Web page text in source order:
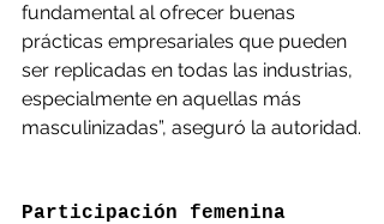
fundamental al ofrecer buenas
prácticas empresariales que pueden
ser replicadas en todas las industrias,
especialmente en aquellas más
masculinizadas”, aseguró la autoridad.
Participación femenina